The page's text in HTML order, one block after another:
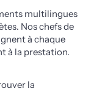
multilingues
Nos chefs de
à chaque
à la prestation.
la